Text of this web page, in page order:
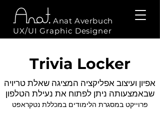
Anat Averbuch
UX/UI Graphic Designer
Trivia Locker
אפיון ועיצוב אפליקציה המציגה שאלת טריויה
שבאמצעותה ניתןלפתוח את נעילת הטלפון
פרוייקט במסגרת הלימודים במכללת נטקראפט